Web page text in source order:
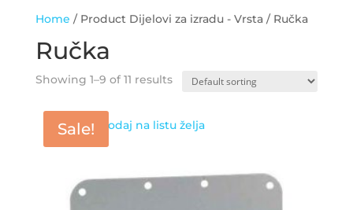
Home / Product Dijelovi za izradu - Vrsta / Ručka
Ručka
Showing 1–9 of 11 results
Sale! Dodaj na listu želja